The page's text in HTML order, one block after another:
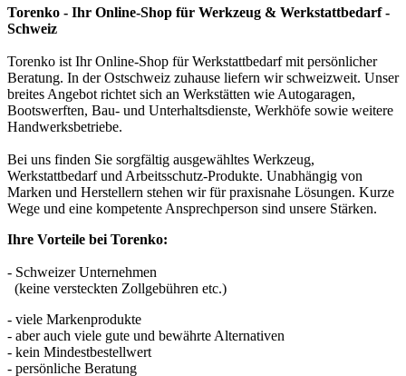
Torenko - Ihr Online-Shop für Werkzeug & Werkstattbedarf -
Schweiz
Torenko ist Ihr Online-Shop für Werkstattbedarf mit persönlicher
Beratung. In der Ostschweiz zuhause liefern wir schweizweit. Unser
breites Angebot richtet sich an Werkstätten wie Autogaragen,
Bootswerften, Bau- und Unterhaltsdienste, Werkhöfe sowie weitere
Handwerksbetriebe.
Bei uns finden Sie sorgfältig ausgewähltes Werkzeug,
Werkstattbedarf und Arbeitsschutz-Produkte. Unabhängig von
Marken und Herstellern stehen wir für praxisnahe Lösungen. Kurze
Wege und eine kompetente Ansprechperson sind unsere Stärken.
Ihre Vorteile bei Torenko:
- Schweizer Unternehmen
(keine versteckten Zollgebühren etc.)
- viele Markenprodukte
- aber auch viele gute und bewährte Alternativen
- kein Mindestbestellwert
- persönliche Beratung